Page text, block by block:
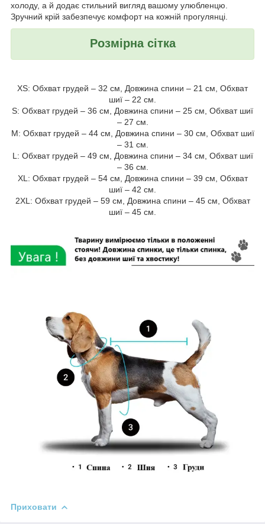
холоду, а й додає стильний вигляд вашому улюбленцю.
Зручний крій забезпечує комфорт на кожній прогулянці.
Розмірна сітка
XS: Обхват грудей – 32 см, Довжина спини – 21 см, Обхват
шиї – 22 см.
S: Обхват грудей – 36 см, Довжина спини – 25 см, Обхват шиї
– 27 см.
M: Обхват грудей – 44 см, Довжина спини – 30 см, Обхват шиї
– 31 см.
L: Обхват грудей – 49 см, Довжина спини – 34 см, Обхват шиї
– 36 см.
XL: Обхват грудей – 54 см, Довжина спини – 39 см, Обхват
шиї – 42 см.
2XL: Обхват грудей – 59 см, Довжина спини – 45 см, Обхват
шиї – 45 см.
Приховати